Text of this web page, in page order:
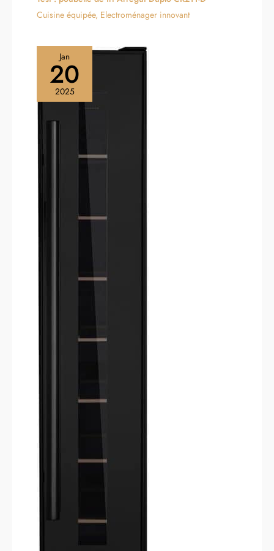
Cuisine équipée, Electroménager innovant
Jan
20
2025